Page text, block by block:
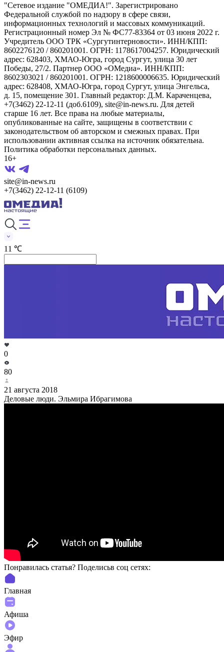
"Сетевое издание "ОМЕДИА!". Зарегистрировано
Федеральной службой по надзору в сфере связи,
информационных технологий и массовых коммуникаций.
Регистрационный номер Эл № ФС77-83364 от 03 июня 2022 г.
Учредитель ООО ТРК «Сургутинтерновости». ИНН/КПП:
8602276120 / 860201001. ОГРН: 1178617004257. Юридический
адрес: 628403, ХМАО-Югра, город Сургут, улица 30 лет
Победы, 27/2. Партнер ООО «ОМедиа». ИНН/КПП:
8602303021 / 860201001. ОГРН: 1218600006635. Юридический
адрес: 628408, ХМАО-Югра, город Сургут, улица Энгельса,
д. 15, помещение 301. Главный редактор: Д.М. Караченцева,
+7(3462) 22-12-11 (доб.6109), site@in-news.ru. Для детей
старше 16 лет. Все права на любые материалы,
опубликованные на сайте, защищены в соответствии с
законодательством об авторском и смежных правах. При
использовании активная ссылка на источник обязательна.
Политика обработки персональных данных.
16+
site@in-news.ru
+7(3462) 22-12-11 (6109)
11 ℃
0
80
21 августа 2018
Деловые люди. Эльмира Ибрагимова
Понравилась статья? Поделиcьв соц сетях:
Главная
Афиша
Эфир